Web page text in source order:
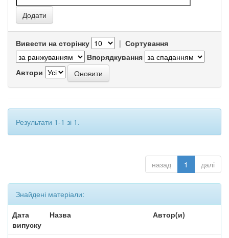
Вивести на сторінку | Сортування
Впорядкування
Автори
Результати 1-1 зі 1.
назад 1 далі
Знайдені матеріали:
Дата
випуску
Назва Автор(и)